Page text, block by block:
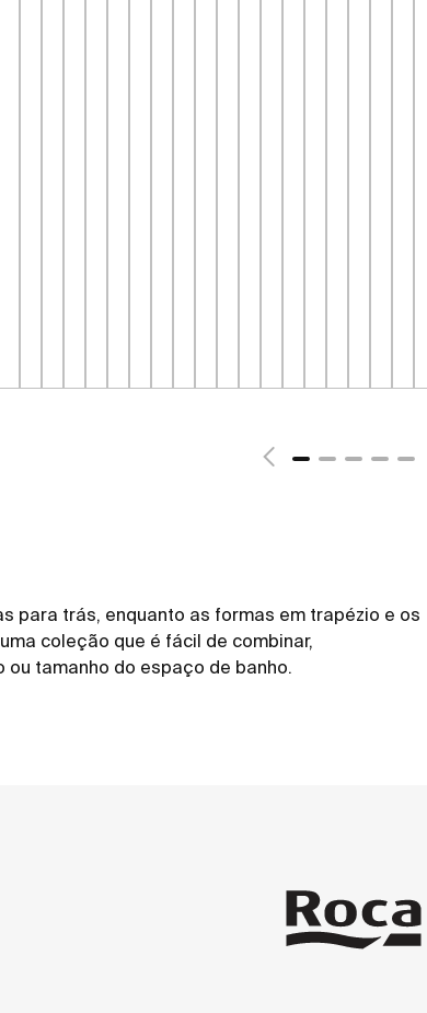
para trás, enquanto as formas em trapézio e os
coleção que é fácil de combinar,
tamanho do espaço de banho.